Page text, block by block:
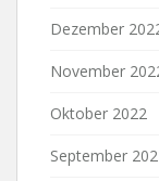
Dezember
November
Oktober 2022
September